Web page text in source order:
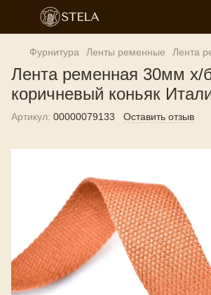
Фурнитура Ленты ременные Лента
Лента ременная 30мм х/
коричневый коньяк
Артикул: 00000079133 Оставить отзыв